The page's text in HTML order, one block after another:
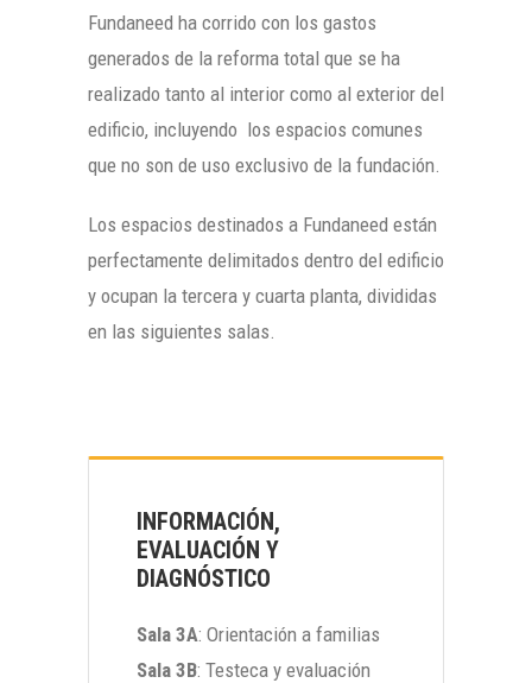
Fundaneed ha corrido con los gastos
generados de la reforma total que se ha
realizado tanto al interior como al exterior del
edificio, incluyendo los espacios comunes
que no son de uso exclusivo de la fundación.
Los espacios destinados a Fundaneed están
perfectamente delimitados dentro del edificio
y ocupan la tercera y cuarta planta, divididas
en las siguientes salas.
INFORMACIÓN,
EVALUACIÓN Y
DIAGNÓSTICO
Sala 3A: Orientación a familias
Sala 3B: Testeca y evaluación